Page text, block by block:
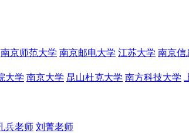
南京师范大学 南京邮电大学 江苏大学 南京信
大学 南京大学 昆山杜克大学 南方科技大学
兵老师 刘菁老师